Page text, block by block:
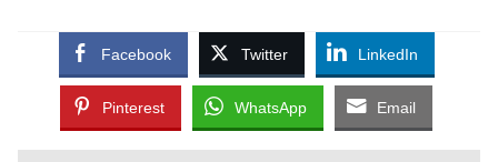
Facebook Twitter LinkedIn
Pinterest WhatsApp Email